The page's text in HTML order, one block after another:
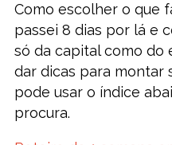
Como escolher o que
passei 8 dias por lá e
só da capital como do
dar dicas para montar
pode usar o índice
procura.